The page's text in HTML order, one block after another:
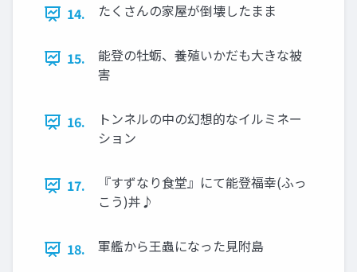
14. たくさんの家屋が倒壊したまま
15.
能登の牡蛎、養殖いかだも大きな被
害
16.
トンネルの中の幻想的なイルミネー
ション
17.
『すずなり食堂』にて能登福幸(ふっ
こう)丼♪
18. 軍艦から王蟲になった見附島